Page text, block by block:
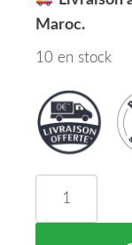
Maroc.
10 en stock